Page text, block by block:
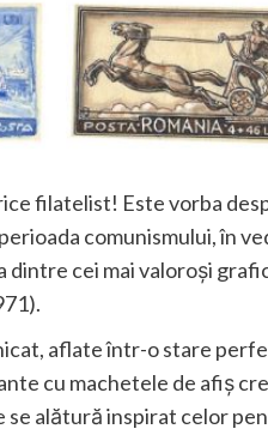
filatelist! Este vorba
comunismului, în
dintre cei mai valoroși
aflate într-o stare
cu machetele de afiș
se alătură inspirat celor